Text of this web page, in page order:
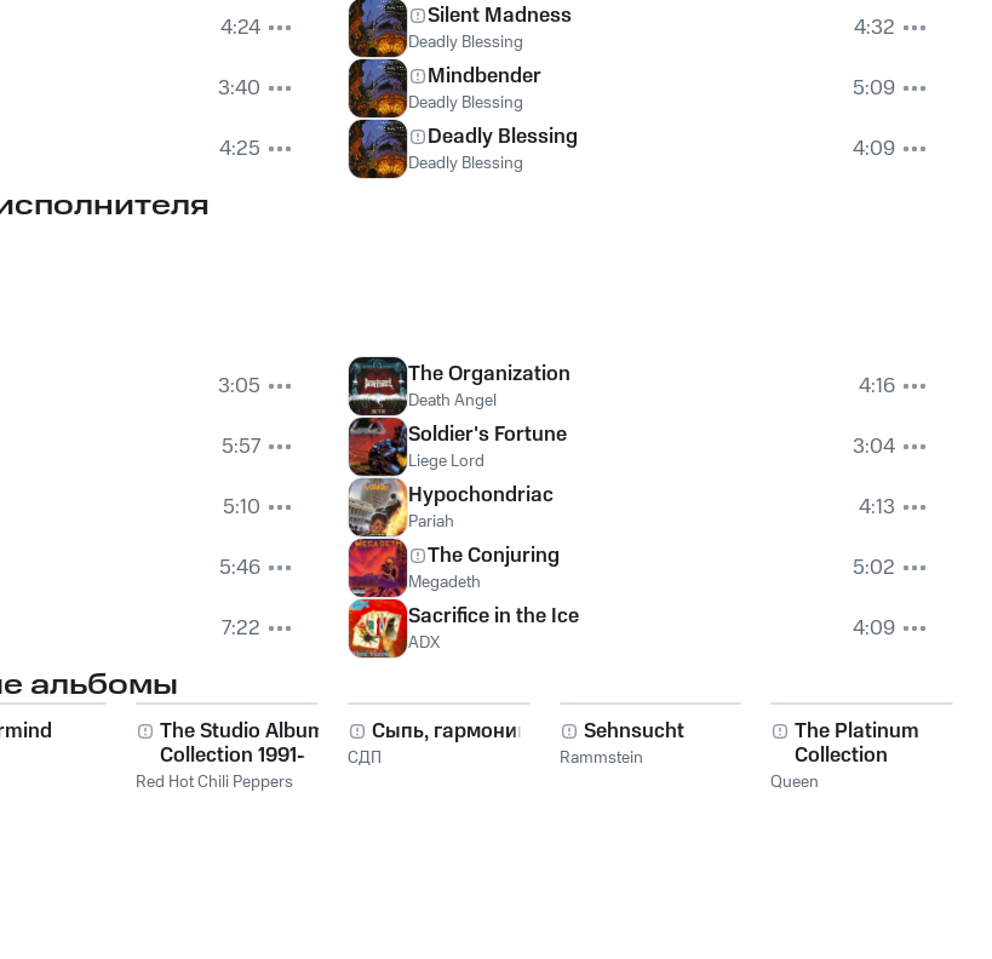
4:24
3:40
4:25
Silent Madness
Deadly Blessing
4:32
Mindbender
Deadly Blessing
5:09
Deadly Blessing
Deadly Blessing 4:09
3:05
5:57
5:10
5:46
7:22
The Organization
Death Angel
4:16
Soldier's Fortune
Liege Lord
3:04
Hypochondriac
Pariah
4:13
The Conjuring
Megadeth
5:02
Sacrifice in the Ice
ADX 4:09
альбомы
The Studio Album
Collection 1991-
2011
Red Hot Chili Peppers
Сыпь, гармоника!
СДП
Sehnsucht
Rammstein
The Platinum
Collection
Queen